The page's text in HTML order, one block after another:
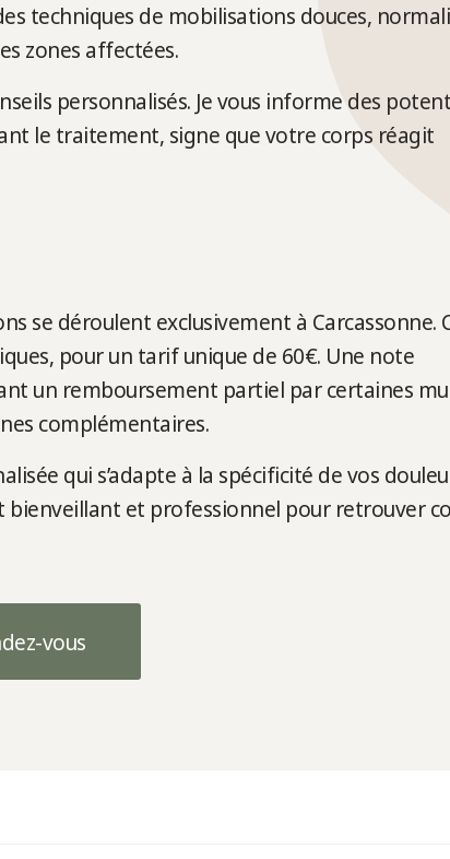
techniques de mobilisations douces,
zones affectées.
personnalisés. Je vous informe des
le traitement, signe que votre corps réagit
se déroulent exclusivement à Carcassonne.
pour un tarif unique de 60€. Une note
un remboursement partiel par certaines
complémentaires.
qui s’adapte à la spécificité de vos
bienveillant et professionnel pour retrouver
vous